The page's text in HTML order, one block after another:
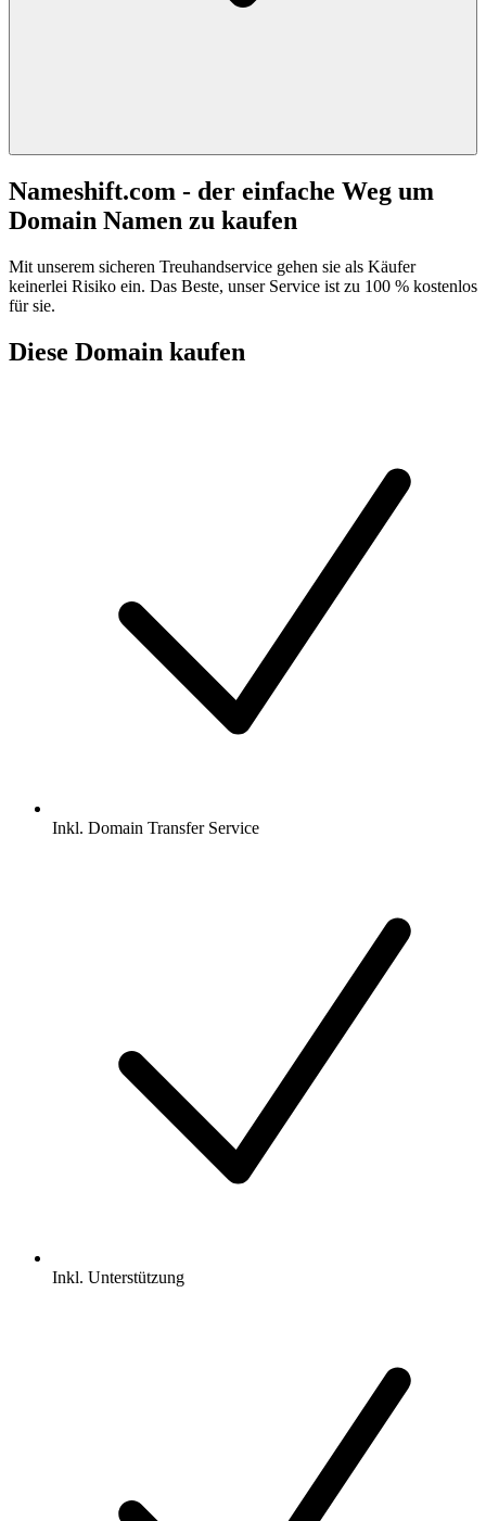
Nameshift.com - der einfache Weg um
Domain Namen zu kaufen
Mit unserem sicheren Treuhandservice gehen sie als Käufer
keinerlei Risiko ein. Das Beste, unser Service ist zu 100 % kostenlos
für sie.
Diese Domain kaufen
Inkl. Domain Transfer Service
Inkl. Unterstützung